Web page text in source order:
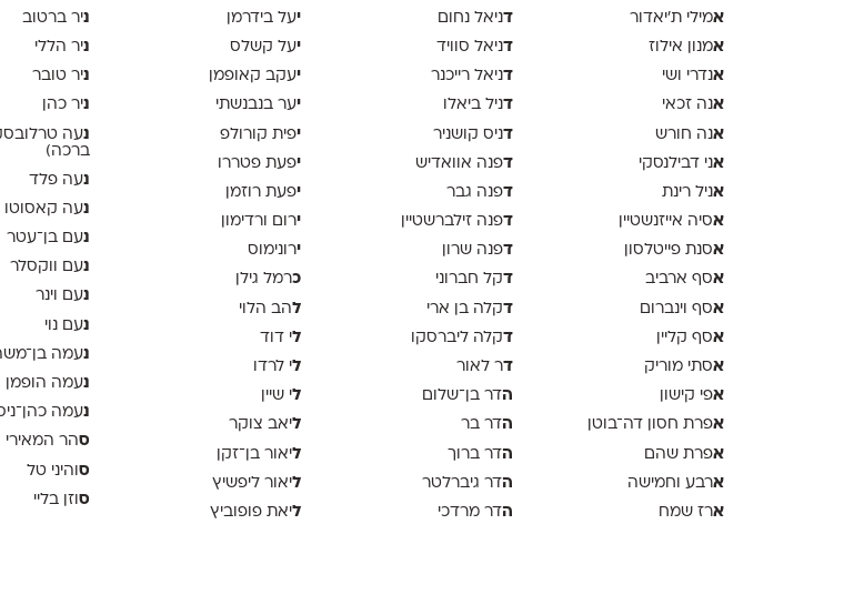
אמילי ת׳יאדור
אמנון אילוז
אנדרי ושי
אנה זכאי
אנה חורש
אני דבילנסקי
אניל רינת
אסיה אייזנשטיין
אסנת פייטלסון
אסף ארביב
אסף וינברום
אסף קליין
אסתי מוריק
אפי קישון
אפרת חסון דה־בוטן
אפרת שהם
ארבע וחמישה
ארז שמח
דניאל נחום
דניאל סוויד
דניאל רייכנר
דניל ביאלו
דניס קושניר
דפנה אוואדיש
דפנה גבר
דפנה זילברשטיין
דפנה שרון
דקל חברוני
דקלה בן ארי
דקלה ליברסקו
דר לאור
הדר בן־שלום
הדר בר
הדר ברוך
הדר גיברלטר
הדר מרדכי
יעל בידרמן
יעל קשלס
יעקב קאופמן
יער בנבנשתי
יפית קורולפ
יפעת פטררו
יפעת רוזמן
ירום ורדימון
ירונימוס
כרמל גילן
להב הלוי
לי דוד
לי לרדו
לי שיין
ליאב צוקר
ליאור בן־זקן
ליאור ליפשיץ
ליאת פופוביץ
ניר ברטוב
ניר הללי
ניר טובר
ניר כהן
נעה
ברכה)
נעה פלד
נעה קאסוטו
נעם בן־עטר
נעם ווקסלר
נעם וינר
נעם נוי
נעמה
נעמה הופמן
נעמה
סהר המאירי
ס והיני טל
ס וזן בליי